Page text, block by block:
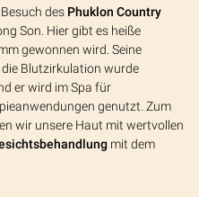
des Phuklon Country
Son. Hier gibt es heiße
gewonnen wird. Seine
Blutzirkulation wurde
er wird im Spa für
genutzt. Zum
wir unsere Haut mit wertvollen
mit dem